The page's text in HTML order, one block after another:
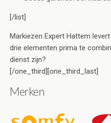
[/list]
Markiezen Expert Hattem
drie elementen prima te
dienst zijn?
[/one_third][one_third_last]
Merken